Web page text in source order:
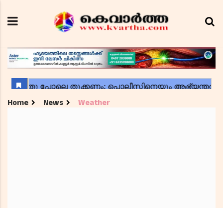
Home News Weather